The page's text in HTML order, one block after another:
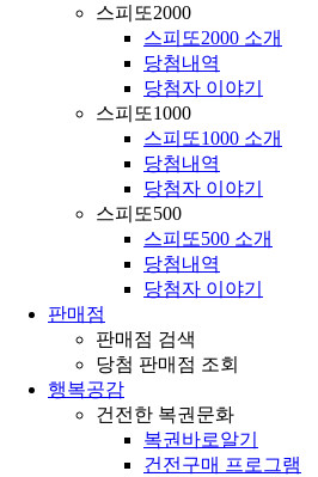
스피또2000
스피또2000 소개
당첨내역
당첨자 이야기
스피또1000
스피또1000 소개
당첨내역
당첨자 이야기
스피또500
스피또500 소개
당첨내역
당첨자 이야기
판매점
판매점 검색
당첨 판매점 조회
행복공감
건전한 복권문화
복권바로알기
건전구매 프로그램